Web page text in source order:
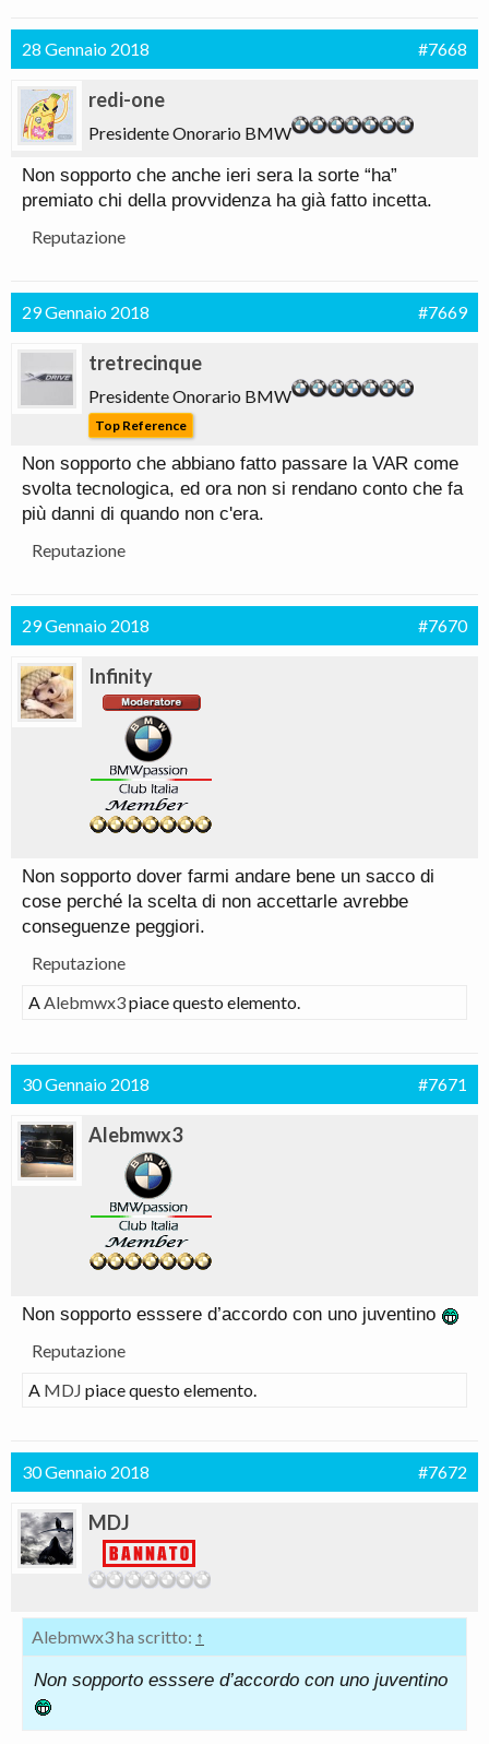
28 Gennaio 2018 #7668
redi-one
Presidente Onorario BMW
Non sopporto che anche ieri sera la sorte “ha”
premiato chi della provvidenza ha già fatto incetta.
Reputazione
29 Gennaio 2018 #7669
tretrecinque
Presidente Onorario BMW
Top Reference
Non sopporto che abbiano fatto passare la VAR come
svolta tecnologica, ed ora non si rendano conto che fa
più danni di quando non c'era.
Reputazione
29 Gennaio 2018 #7670
Infinity
Non sopporto dover farmi andare bene un sacco di
cose perché la scelta di non accettarle avrebbe
conseguenze peggiori.
Reputazione
AAlebmwx3piace questo elemento.
30 Gennaio 2018 #7671
Alebmwx3
Non sopporto esssere d’accordo con uno juventino
Reputazione
A MDJ piace questo elemento.
30 Gennaio 2018 #7672
MDJ
Alebmwx3 ha scritto: ↑
Non sopporto esssere d’accordo con uno juventino